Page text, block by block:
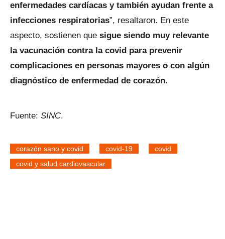
enfermedades cardíacas y también ayudan frente a
infecciones respiratorias”, resaltaron. En este
aspecto, sostienen que sigue siendo muy relevante
la vacunación contra la covid para prevenir
complicaciones en personas mayores o con algún
diagnóstico de enfermedad de corazón.
Fuente: SINC.
corazón sano y covid covid-19
covid
covid y salud cardiovascular